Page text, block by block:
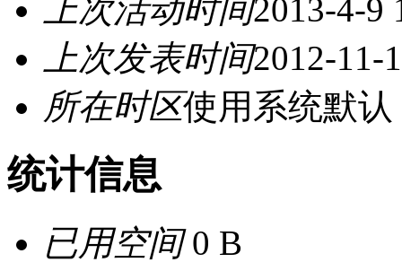
上次活动时间2013-4-9
上次发表时间2012-11-
所在时区使用系统默认
统计信息
已用空间0 B